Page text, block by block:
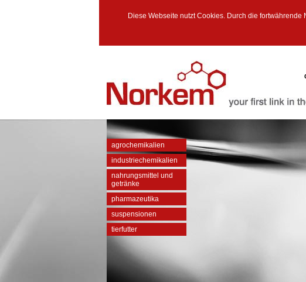
Diese Webseite nutzt Cookies. Durch die
agrochemikalien
industriechemikalien
nahrungsmittel und
getränke
pharmazeutika
suspensionen
tierfutter